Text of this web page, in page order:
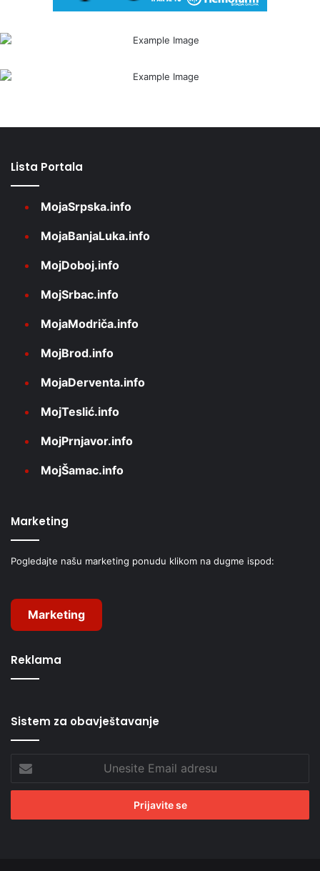
Lista Portala
MojaSrpska.info
MojaBanjaLuka.info
MojDoboj.info
MojSrbac.info
MojaModriča.info
MojBrod.info
MojaDerventa.info
MojTeslić.info
MojPrnjavor.info
MojŠamac.info
Marketing
Pogledajte našu marketing ponudu klikom na dugme ispod:
Marketing
Reklama
Sistem za obavještavanje
Email
adresu